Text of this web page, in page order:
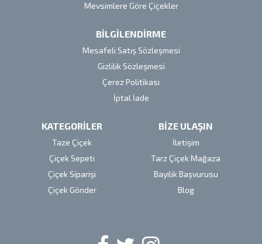
Mevsimlere Göre Çiçekler
BİLGİLENDİRME
Mesafeli Satış Sözleşmesi
Gizlilik Sözleşmesi
Çerez Politikası
İptal İade
KATEGORİLER
Taze Çiçek
Çiçek Sepeti
Çiçek Siparişi
Çiçek Gönder
BİZE ULAŞIN
İletişim
Tarz Çiçek Mağaza
Bayilik Başvurusu
Blog